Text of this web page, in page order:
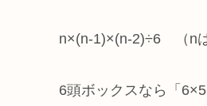
n×(n-1)×(n-2)÷6 （n
6頭ボックスなら「